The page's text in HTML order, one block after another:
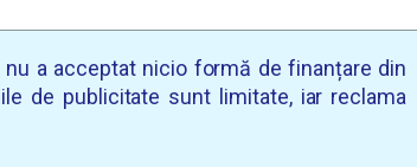
a acceptat nicio formă de finanțare din
de publicitate sunt limitate, iar reclama